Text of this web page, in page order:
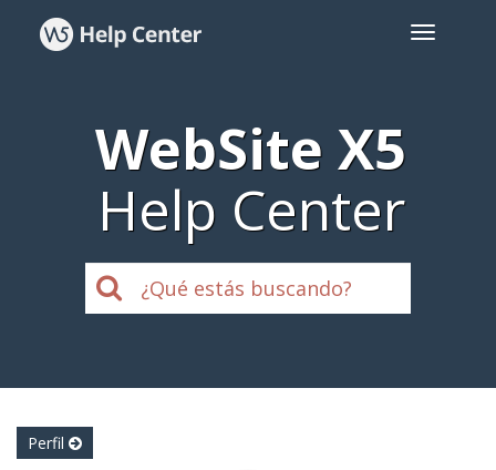
WebSite X5
Help Center
Perfil